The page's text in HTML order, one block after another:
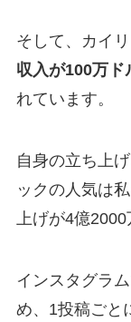
そして、カイ
収入が100万ド
れています。
自身の立ち上
ックの人気は
上げが4億2000
インスタグラ
め、1投稿ごと